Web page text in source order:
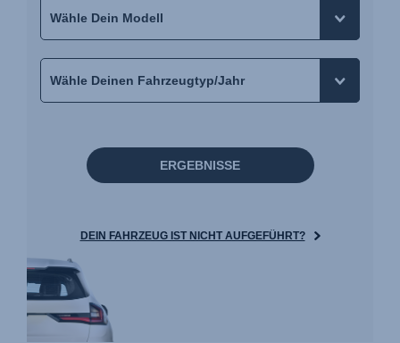
ERGEBNISSE
DEIN FAHRZEUG IST NICHT AUFGEFÜHRT?